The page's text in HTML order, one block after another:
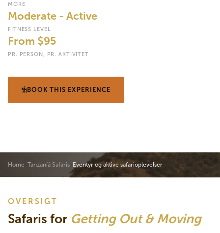
MORE
Moderate - Active
FITNESS LEVEL
From $95
PR. PERSON, PR. AKTIVITET
BOOK THIS EXPERIENCE
Home Tanzaníá Safaris Eventyr og aktive safarioplevelser
OVERSIGT
Safaris for Getting Out & Moving